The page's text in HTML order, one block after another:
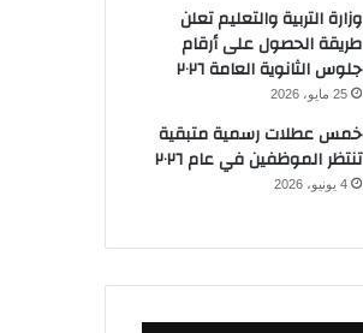
وزارة التربية والتعليم تعلن
طريقة الحصول على أرقام
جلوس الثانوية العامة ٢٠٢٦
25 مايو، 2026
خمس عطلات رسمية متبقية
تنتظر الموظفين في عام ٢٠٢٦
4 يونيو، 2026